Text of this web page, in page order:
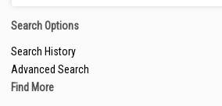
Search Options
Search History
Advanced Search
Find More